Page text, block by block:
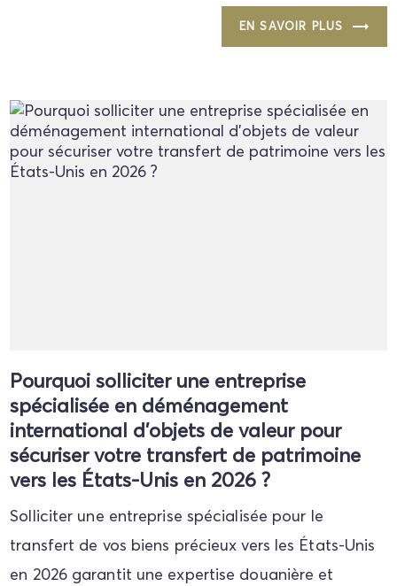
EN SAVOIR PLUS
Pourquoi solliciter une entreprise
spécialisée en déménagement
international d'objets de valeur pour
sécuriser votre transfert de patrimoine
vers les États-Unis en 2026 ?
Solliciter une entreprise spécialisée pour le
transfert de vos biens précieux vers les États-Unis
en 2026 garantit une expertise douanière et